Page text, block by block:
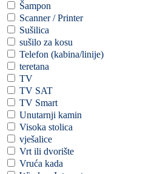
Šampon
Scanner / Printer
Sušilica
sušilo za kosu
Telefon (kabina/linije)
teretana
TV
TV SAT
TV Smart
Unutarnji kamin
Visoka stolica
vješalice
Vrt ili dvorište
Vruća kada